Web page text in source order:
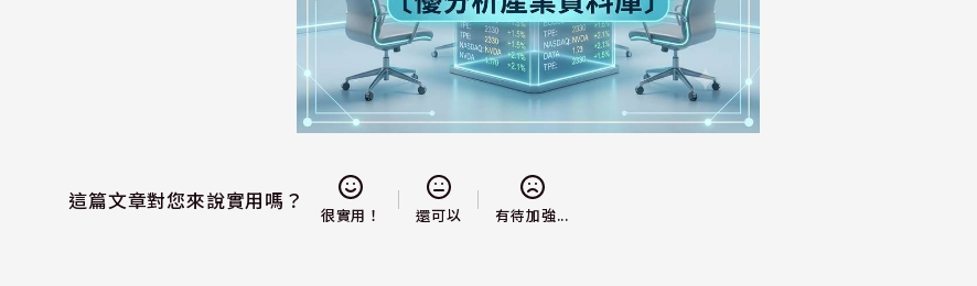
這篇文章對您來說實用嗎？
很實用！ 還可以 有待加強...